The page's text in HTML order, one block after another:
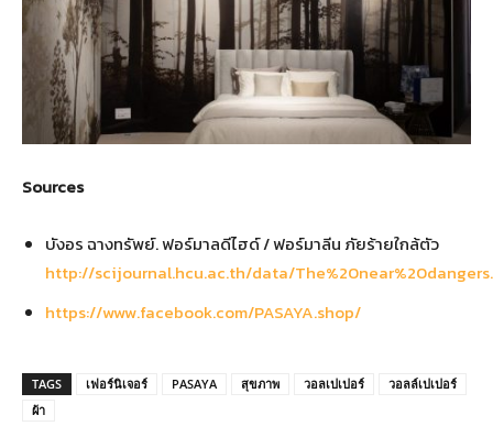
Sources
บังอร ฉางทรัพย์. ฟอร์มาลดีไฮด์ / ฟอร์มาลีน ภัยร้ายใกล้ตัว
http://scijournal.hcu.ac.th/data/
https://www.facebook.com/PASAYA.shop/
TAGS เฟอร์นิเจอร์ PASAYA สุขภาพ วอลเปเปอร์
วอลล์เปเปอร์
ผ้า